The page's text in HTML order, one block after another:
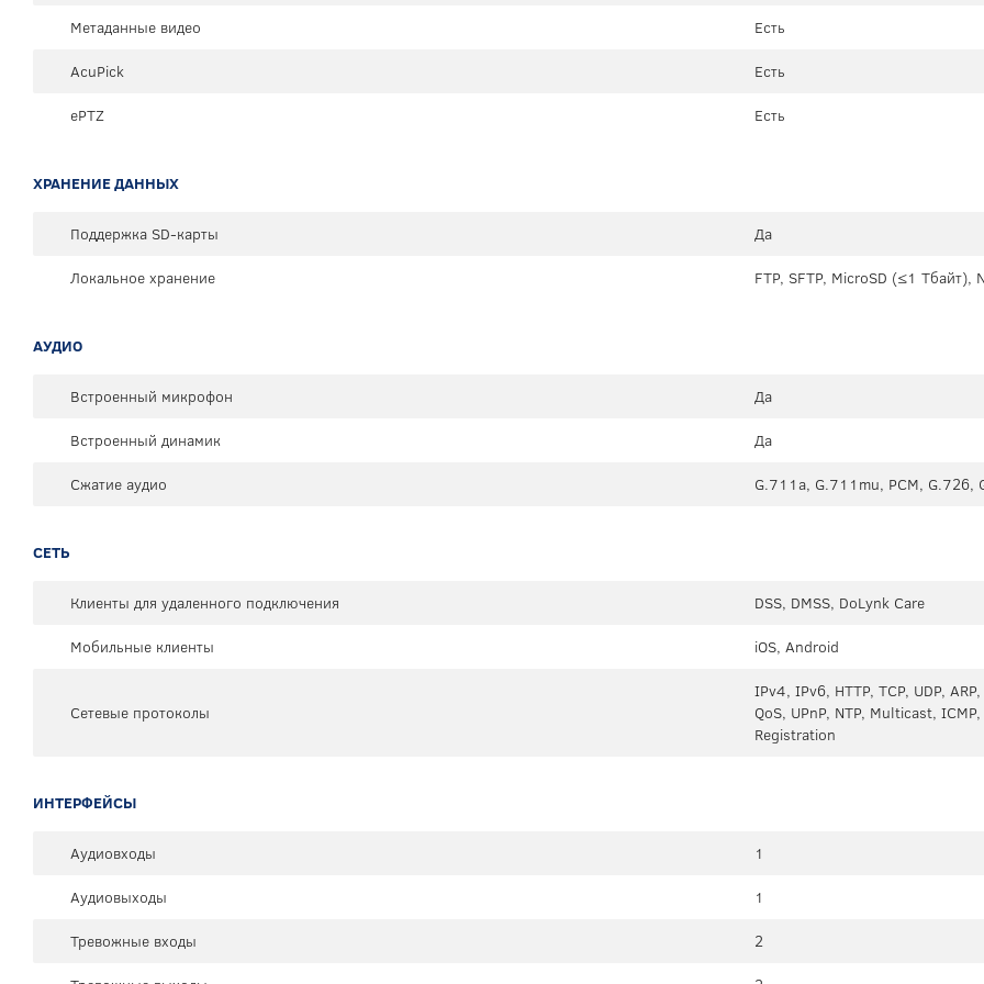
Метаданные видео
Есть
AcuPick
Есть
ePTZ
Есть
ХРАНЕНИЕ ДАННЫХ
Поддержка SD-карты
Да
Локальное хранение
FTP, SFTP, MicroSD (≤1 Тбайт),
АУДИО
Встроенный микрофон
Да
Встроенный динамик
Да
Сжатие аудио
G.711a, G.711mu, PCM, G.726,
СЕТЬ
Клиенты для удаленного подключения
DSS, DMSS, DoLynk Care
Мобильные клиенты
iOS, Android
Сетевые протоколы
IPv4, IPv6, HTTP, TCP, UDP, ARP,
QoS, UPnP, NTP, Multicast,
Registration
ИНТЕРФЕЙСЫ
Аудиовходы
1
Аудиовыходы
1
Тревожные входы
2